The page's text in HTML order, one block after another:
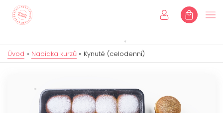
Úvod » Nabídka kurzů » Kynuté (celodenní)
Úvod
Kurzy
Individuální kurzy